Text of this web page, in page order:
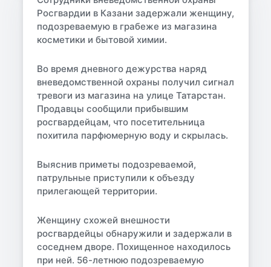
Росгвардии в Казани задержали женщину,
подозреваемую в грабеже из магазина
косметики и бытовой химии.
Во время дневного дежурства наряд
вневедомственной охраны получил сигнал
тревоги из магазина на улице Татарстан.
Продавцы сообщили прибывшим
росгвардейцам, что посетительница
похитила парфюмерную воду и скрылась.
Выяснив приметы подозреваемой,
патрульные приступили к объезду
прилегающей территории.
Женщину схожей внешности
росгвардейцы обнаружили и задержали в
соседнем дворе. Похищенное находилось
при ней. 56-летнюю подозреваемую